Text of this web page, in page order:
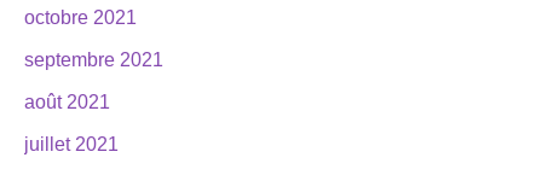
octobre 2021
septembre 2021
août 2021
juillet 2021